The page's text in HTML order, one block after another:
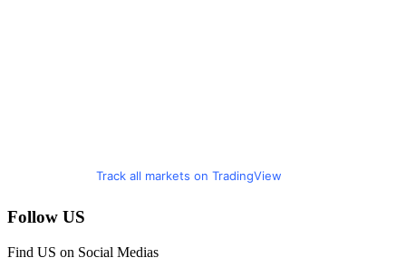
Track all markets on TradingView
Follow US
Find US on Social Medias